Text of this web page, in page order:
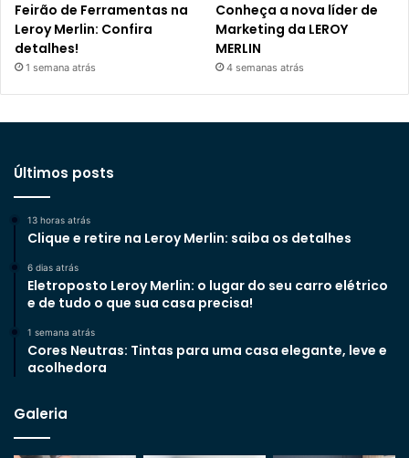
Feirão de Ferramentas na
Leroy Merlin: Confira
detalhes!
1 semana atrás
Conheça a nova líder de
Marketing da LEROY
MERLIN
4 semanas atrás
Últimos posts
13 horas atrás
Clique e retire na Leroy Merlin: saiba os detalhes
6 dias atrás
Eletroposto Leroy Merlin: o lugar do seu carro elétrico
e de tudo o que sua casa precisa!
1 semana atrás
Cores Neutras: Tintas para uma casa elegante, leve e
acolhedora
Galeria